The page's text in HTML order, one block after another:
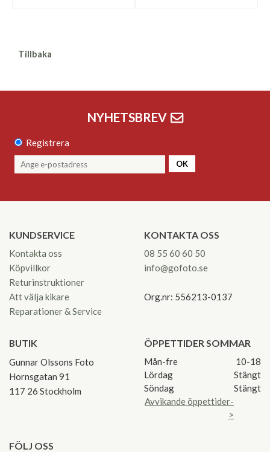
Tillbaka
NYHETSBREV
Registrera
OK
KUNDSERVICE
Kontakta oss
Köpvillkor
Returinstruktioner
Att välja kikare
Reparationer & Service
KONTAKTA OSS
08 55 60 60 50
info@gofoto.se
Org.nr: 556213-0137
BUTIK
Gunnar Olssons Foto
Hornsgatan 91
117 26 Stockholm
ÖPPETTIDER SOMMAR
Mån-fre
10-18
Lördag
Stängt
Söndag
Stängt
Avvikande öppettider-
>
FÖLJ OSS